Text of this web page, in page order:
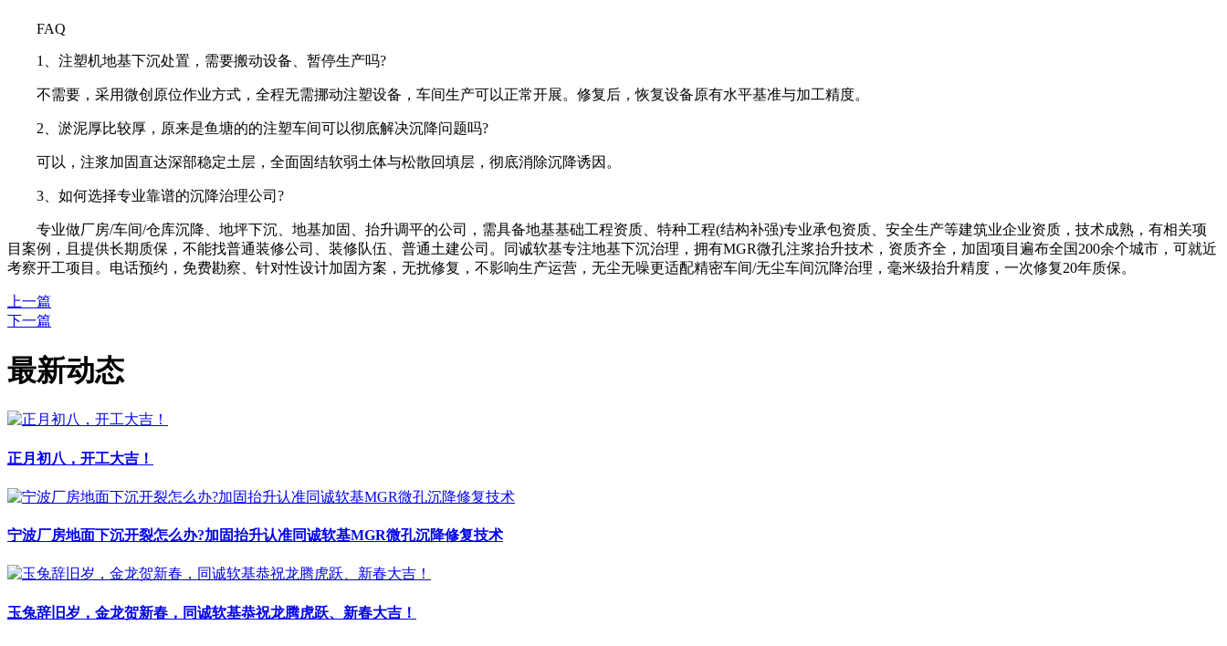
FAQ
1、注塑机地基下沉处置，需要搬动设备、暂停生产吗?
不需要，采用微创原位作业方式，全程无需挪动注塑设备，车间生产可以正常开展。修复后，恢复设备原有水平基准与加工精度。
2、淤泥厚比较厚，原来是鱼塘的的注塑车间可以彻底解决沉降问题吗?
可以，注浆加固直达深部稳定土层，全面固结软弱土体与松散回填层，彻底消除沉降诱因。
3、如何选择专业靠谱的沉降治理公司?
专业做厂房/车间/仓库沉降、地坪下沉、地基加固、抬升调平的公司，需具备地基基础工程资质、特种工程(结构补强)专业承包资质、安全生产等建筑业企业资质，技术成熟，有相关项
目案例，且提供长期质保，不能找普通装修公司、装修队伍、普通土建公司。同诚软基专注地基下沉治理，拥有MGR微孔注浆抬升技术，资质齐全，加固项目遍布全国200余个城市，可就近
考察开工项目。电话预约，免费勘察、针对性设计加固方案，无扰修复，不影响生产运营，无尘无噪更适配精密车间/无尘车间沉降治理，毫米级抬升精度，一次修复20年质保。
上一篇
下一篇
最新动态
正月初八，开工大吉！
宁波厂房地面下沉开裂怎么办?加固抬升认准同诚软基MGR微孔沉降修复技术
玉兔辞旧岁，金龙贺新春，同诚软基恭祝龙腾虎跃、新春大吉！